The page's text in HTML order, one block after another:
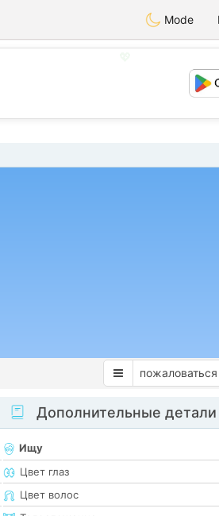
Mode
Дополнительные детали
Ищу
Цвет глаз
Цвет волос